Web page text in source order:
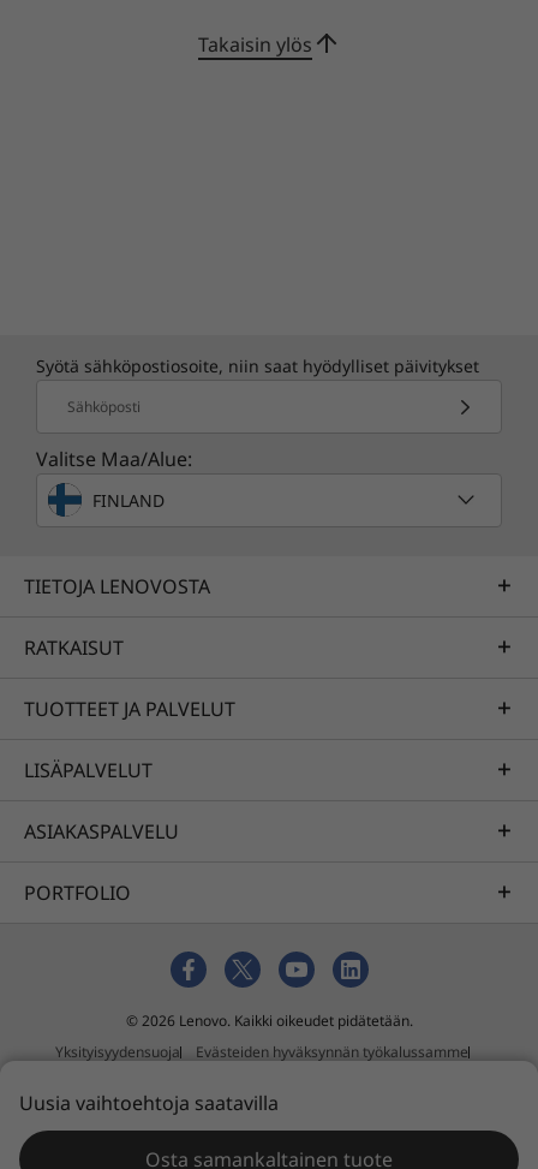
Tuki laitteistolle alusta loppuun asti
Tuki laitteistolle
alusta loppuun asti
Sen lisäksi että nautit kattavasta
videosovelluksilla sekä Microsofrin
takuun paikan päällä suoritettaville
Tutki tarkemmin ThinkSmart Tiny Kitiä sekä
meidän IT-tukemme on nopeasti apunasi.
Takaisin ylös
Syötä sähköpostiosoite, niin saat hyödylliset päivitykset
Sähköposti
Valitse Maa/Alue:
FINLAND
TIETOJA LENOVOSTA
RATKAISUT
TUOTTEET JA PALVELUT
LISÄPALVELUT
ASIAKASPALVELU
PORTFOLIO
© 2026 Lenovo. Kaikki oikeudet pidätetään.
Yksityisyydensuoja
Evästeiden hyväksynnän työkalussamme
Orjuuden ja ihmiskaupan vastainen lausunto
Uusia vaihtoehtoja saatavilla
Osta samankaltainen tuote